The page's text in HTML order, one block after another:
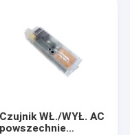
Czujnik WŁ./WYŁ. AC
powszechnie